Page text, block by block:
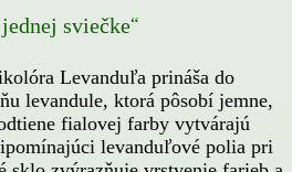
sviečke“
Levanduľa prináša do
levandule, ktorá pôsobí jemne,
fialovej farby vytvárajú
levanduľové polia pri